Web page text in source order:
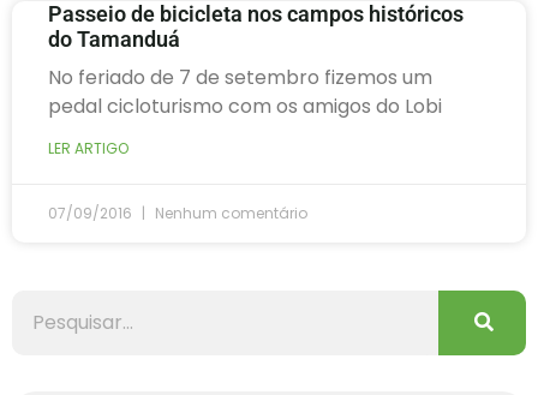
Passeio de bicicleta nos campos históricos
do Tamanduá
No feriado de 7 de setembro fizemos um
pedal cicloturismo com os amigos do Lobi
LER ARTIGO
07/09/2016 Nenhum comentário